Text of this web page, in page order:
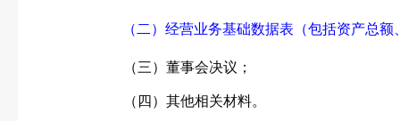
（二）经营业务基础数据表（包括资产总
（三）董事会决议；
（四）其他相关材料。